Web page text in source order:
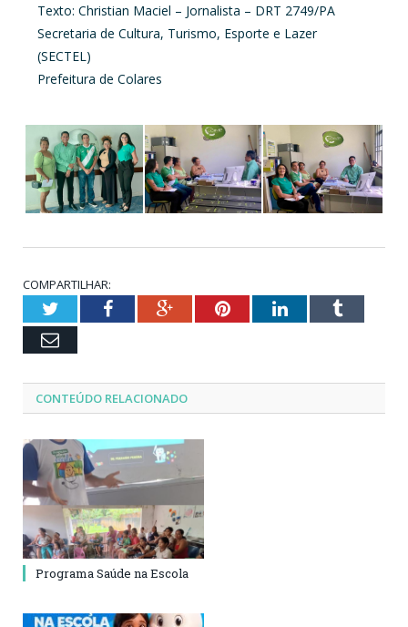
Texto: Christian Maciel – Jornalista – DRT 2749/PA
Secretaria de Cultura, Turismo, Esporte e Lazer
(SECTEL)
Prefeitura de Colares
COMPARTILHAR:
TwitterFacebookGoogle+PinterestLinkedInTumblr
Email
CONTEÚDO RELACIONADO
Programa Saúde na Escola